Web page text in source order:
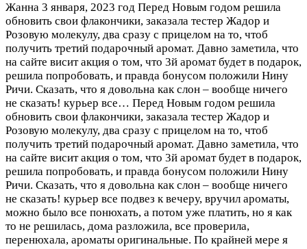
Жанна 3 января, 2023 год Перед Новым годом решила
обновить свои флакончики, заказала тестер Жадор и
Розовую молекулу, два сразу с прицелом на то, чтоб
получить третий подарочный аромат. Давно заметила, что
на сайте висит акция о том, что 3й аромат будет в подарок,
решила попробовать, и правда бонусом положили Нину
Ричи. Сказать, что я довольна как слон – вообще ничего
не сказать! курьер все… Перед Новым годом решила
обновить свои флакончики, заказала тестер Жадор и
Розовую молекулу, два сразу с прицелом на то, чтоб
получить третий подарочный аромат. Давно заметила, что
на сайте висит акция о том, что 3й аромат будет в подарок,
решила попробовать, и правда бонусом положили Нину
Ричи. Сказать, что я довольна как слон – вообще ничего
не сказать! курьер все подвез к вечеру, вручил ароматы,
можно было все понюхать, а потом уже платить, но я как
то не решилась, дома разложила, все проверила,
перенюхала, ароматы оригинальные. По крайней мере я